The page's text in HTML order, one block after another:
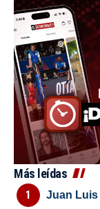
Más leídas
Juan Luis